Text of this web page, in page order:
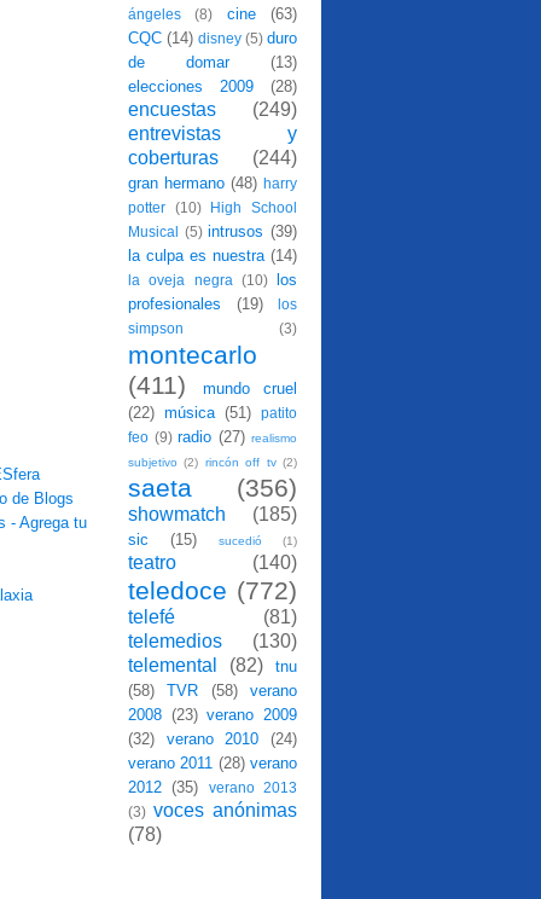
ángeles
(8) cine
(63)
CQC (14) disney (5) duro
de domar
(13)
elecciones 2009
(28)
encuestas
(249)
entrevistas y
coberturas
(244)
gran hermano (48) harry
potter
(10)
High School
Musical (5) intrusos (39)
la culpa es nuestra (14)
la oveja negra (10)
los
profesionales
(19)
los
simpson
(3)
montecarlo
(411)
mundo cruel
(22) música (51)
patito
feo (9) radio (27) realismo
subjetivo (2) rincón off tv (2)
saeta (356)
showmatch (185)
sic (15) sucedió (1)
teatro (140)
teledoce (772)
telefé
(81)
telemedios
(130)
telemental
(82)
tnu
(58)
TVR (58)
verano
2008 (23) verano 2009
(32)
verano 2010
(24)
verano 2011 (28) verano
2012 (35)
verano 2013
(3) voces anónimas
(78)